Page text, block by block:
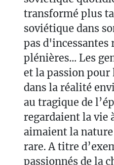
transformé plus
soviétique dans
pas d'incessantes
plénières... Les
et la passion pour
dans la réalité
au tragique de
regardaient la vie
aimaient la
rare. A titre
passionnés de la